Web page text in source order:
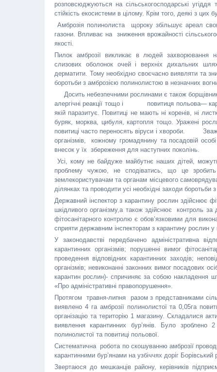
розповсюджуються на сільськогосподарські
стійкість екосистеми в цілому. Крім того, деякі з цих
Амброзія полинолиста щороку збільшує ареал
газони. Впливає на зниження врожайності
якості.
Пилок амброзії викликає в людей захворювання на
слизових оболонок очей і верхніх дихальних
дерматити. Тому необхідно своєчасно виявляти та
боротьби з амброзією полинолистою в незначних
Досить небезпечними рослинами є також борщівник
алергічні реакції тощо і повитиця польова—
якій паразитує. Повитиці не мають ні коренів, ні
буряк, морква, цибуля, картопля тощо. Уражені
повитиці часто переносять віруси і хвороби.
організмів, кожному громадянину та посадовій
внесок у їх збереження для наступних поколінь.
Усі, кому не байдуже майбутнє наших дітей,
проблему чужою, не сподіватись, що це
землекористувачам та органам місцевого
ділянках та проводити усі необхідні заходи боротьби
Державний інспектор з карантину рослин здійснює
шкідливого організму,а також здійснює контроль
фітосанітарного контролю є обов’язковими для
сприяти державним інспекторам з карантину рослин
У законодавстві передбачено адміністративна
карантинних організмів; порушенні вимог
проведення відповідних карантинних заходів;
організмів; невиконанні законних вимог посадових
карантин рослин)- спричиняє за собою накладення
«Про адміністративні правопорушення».
Протягом травня-липня разом з представниками
виявлено 4 га амброзії полинолистої та 0,05га
організацію та територію 1 магазину. Складалися
виявлення карантинних бур’янів. Було
полинолистої та повитиці польової.
Систематична робота по скошуванню амброзії
карантинними бур’янами на узбіччях доріг Борівський
Звертаюся до мешканців району, керівників